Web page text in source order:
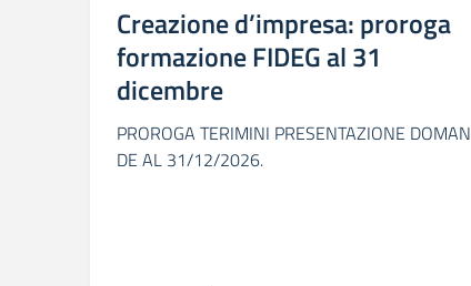
Creazione d’impresa: proroga
formazione FIDEG al 31
dicembre
PROROGA TERIMINI PRESENTAZIONE DOMAN
DE AL 31/12/2026.